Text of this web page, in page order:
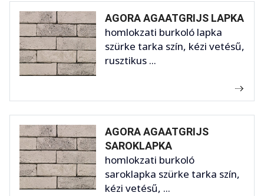
AGORA AGAATGRIJS LAPKA
homlokzati burkoló lapka
szürke tarka szín, kézi vetésű,
rusztikus ...
AGORA AGAATGRIJS
SAROKLAPKA
homlokzati burkoló
saroklapka szürke tarka szín,
kézi vetésű, ...